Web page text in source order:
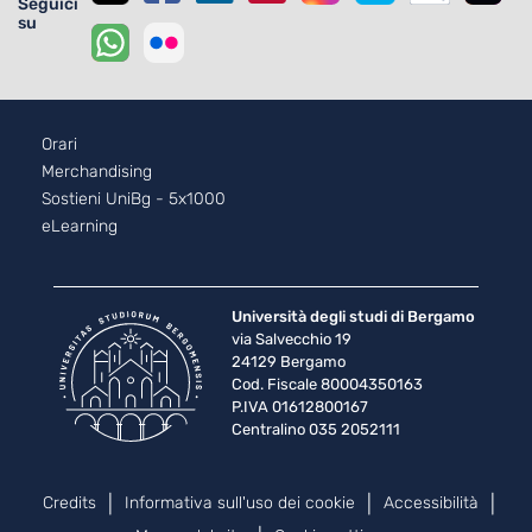
Seguici
su
Footer - 2
Orari
Merchandising
Sostieni UniBg - 5x1000
eLearning
Università degli studi di Bergamo
via Salvecchio 19
24129 Bergamo
Cod. Fiscale 80004350163
P.IVA 01612800167
Centralino 035 2052111
Piè di pagina
Credits Informativa sull'uso dei cookie
Accessibilità